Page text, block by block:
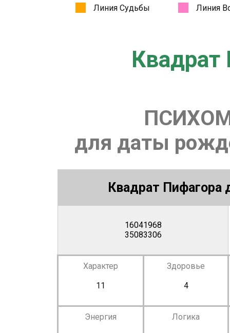
Квадрат
для даты
Квадрат Пифагора
16041968
35083306
Характер
11
Здоровье
4
Энергия
Логика